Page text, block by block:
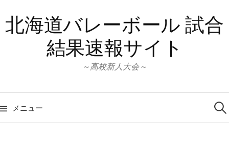
ン
テ北海道バレーボール 試合
結果速報サイト
～高校新人大会～
メニュー
検
索: